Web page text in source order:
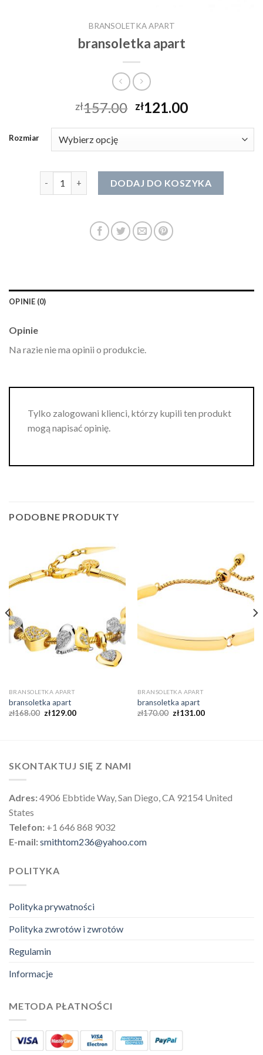
BRANSOLETKA APART
bransoletka apart
zł157.00 zł121.00
Rozmiar
DODAJ DO KOSZYKA
OPINIE (0)
Opinie
Na razie nie ma opinii o produkcie.
Tylko zalogowani klienci, którzy kupili ten produkt
mogą napisać opinię.
PODOBNE PRODUKTY
BRANSOLETKA APART
bransoletka apart
zł168.00 zł129.00
BRANSOLETKA APART
bransoletka apart
zł170.00 zł131.00
SKONTAKTUJ SIĘ Z NAMI
Adres:4906 Ebbtide Way, San Diego, CA 92154 United
States
Telefon: +1 646 868 9032
E-mail:smithtom236@yahoo.com
POLITYKA
Polityka prywatności
Polityka zwrotów i zwrotów
Regulamin
Informacje
METODA PŁATNOŚCI